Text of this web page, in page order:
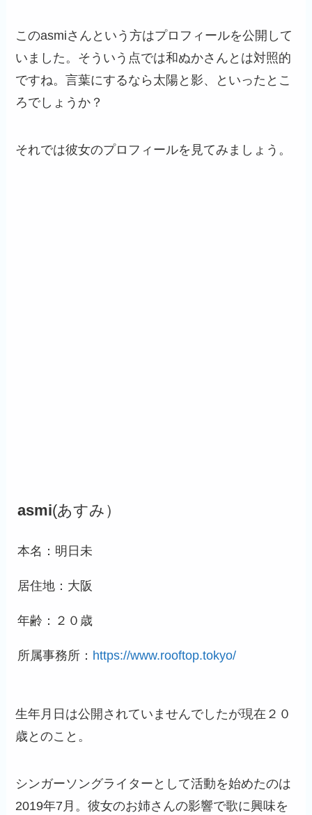
このasmiさんという方はプロフィールを公開して
いました。そういう点では和ぬかさんとは対照的
ですね。言葉にするなら太陽と影、といったとこ
ろでしょうか？
それでは彼女のプロフィールを見てみましょう。
asmi(あすみ）
本名：明日未
居住地：大阪
年齢：２０歳
所属事務所： https://www.rooftop.tokyo/
生年月日は公開されていませんでしたが現在２０
歳とのこと。
シンガーソングライターとして活動を始めたのは
2019年7月。彼女のお姉さんの影響で歌に興味を